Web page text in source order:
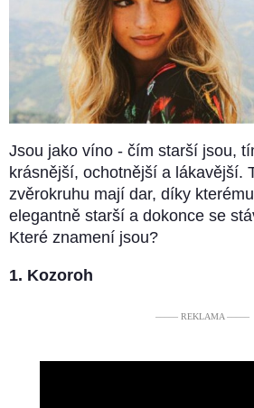
Jsou jako víno - čím starší jsou,
krásnější, ochotnější a lákavější.
zvěrokruhu mají dar, díky
elegantně starší a dokonce se
Které znamení jsou?
1. Kozoroh
––––– REKLAMA –––––